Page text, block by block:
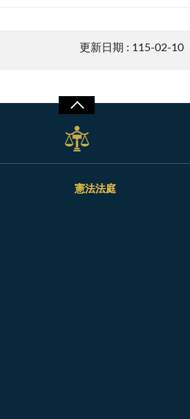
更新日期 : 115-02-10
憲法法庭